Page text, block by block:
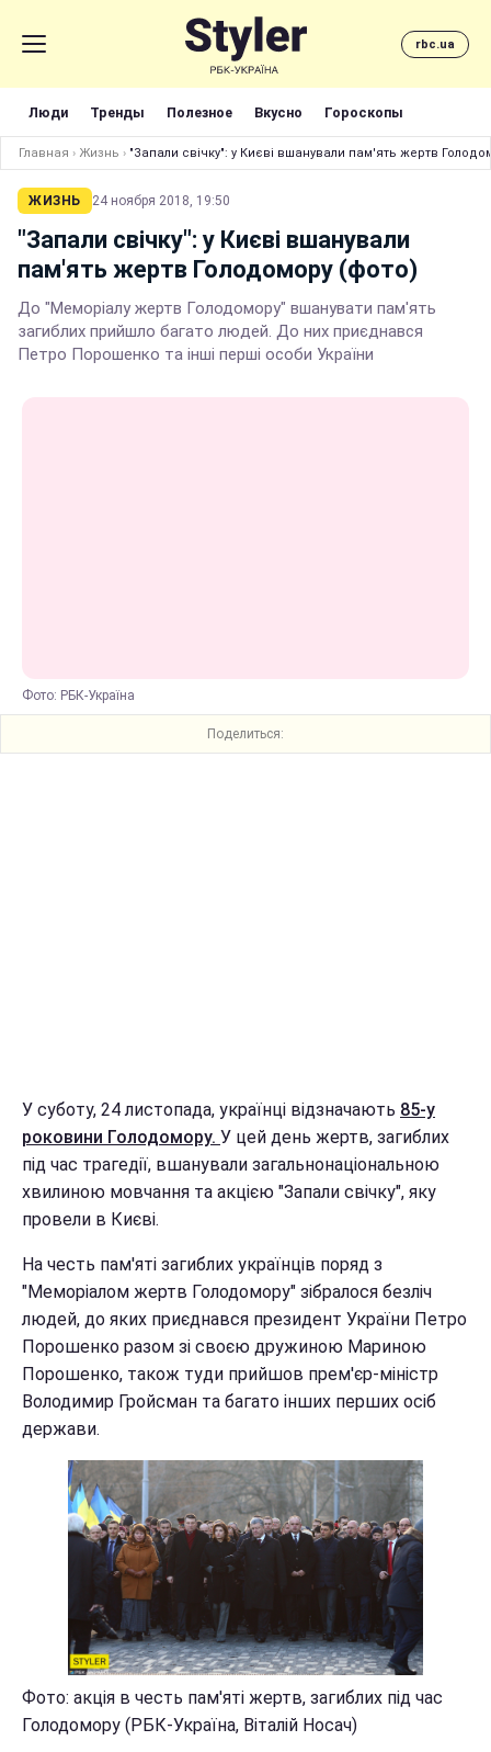
rbc.ua
Люди Тренды Полезное Вкусно Гороскопы
Главная › Жизнь › "Запали свічку": у Києві вшанували пам'ять жертв
ЖИЗНЬ 24 ноября 2018, 19:50
"Запали свічку": у Києві вшанували
пам'ять жертв Голодомору (фото)
До "Меморіалу жертв Голодомору" вшанувати пам'ять
загиблих прийшло багато людей. До них приєднався
Петро Порошенко та інші перші особи України
Фото: РБК-Україна
Поделиться:
У суботу, 24 листопада, українці відзначають 85-у
роковини Голодомору. У цей день жертв, загиблих
під час трагедії, вшанували загальнонаціональною
хвилиною мовчання та акцією "Запали свічку", яку
провели в Києві.
На честь пам'яті загиблих українців поряд з
"Меморіалом жертв Голодомору" зібралося безліч
людей, до яких приєднався президент України Петро
Порошенко разом зі своєю дружиною Мариною
Порошенко, також туди прийшов прем'єр-міністр
Володимир Гройсман та багато інших перших осiб
держави.
Фото: акція в честь пам'яті жертв, загиблих під час
Голодомору (РБК-Україна, Віталій Носач)